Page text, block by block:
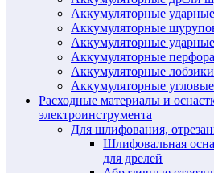
Аккумуляторные
Аккумуляторные
Аккумуляторные
Аккумуляторные
Аккумуляторные лобзики
Аккумуляторные
Расходные материалы и
электроинструмента
Для шлифования,
Шлифовальная
для дрелей